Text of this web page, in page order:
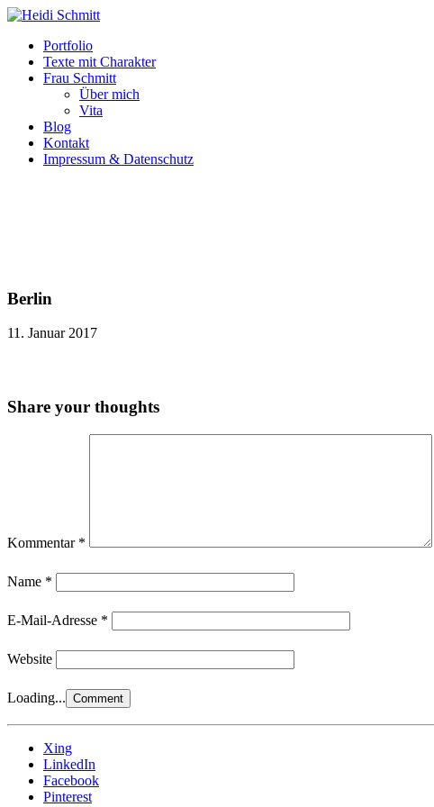
Portfolio
Texte mit Charakter
Frau Schmitt
Über mich
Vita
Blog
Kontakt
Impressum & Datenschutz
Berlin
11. Januar 2017
Share your thoughts
Kommentar *
Name *
E-Mail-Adresse *
Website
Loading...
Xing
LinkedIn
Facebook
Pinterest